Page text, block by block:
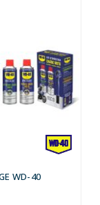
WD-40